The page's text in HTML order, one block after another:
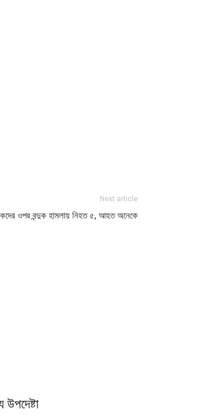
Next article
ওপর বন্দুক হামলায় নিহত ৫, আহত অনেকে